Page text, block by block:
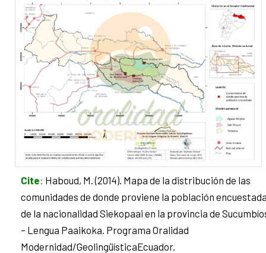
Cite: Haboud, M. (2014). Mapa de la distribución de las
comunidades de donde proviene la población
de la nacionalidad Siekopaai en la provincia de
– Lengua Paaikoka. Programa Oralidad
Modernidad/GeolingüísticaEcuador.